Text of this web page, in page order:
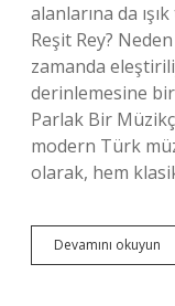
alanlarına da
Reşit Rey?
zamanda
derinlemesine bir
Parlak Bir
modern Türk
olarak, hem
Devamını okuyun